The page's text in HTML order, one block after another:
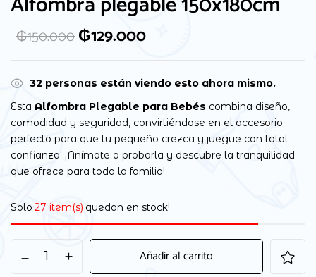
₲150.000₲129.000
32 personas están viendo esto ahora mismo.
Esta Alfombra Plegable para Bebés combina diseño,
comodidad y seguridad, convirtiéndose en el accesorio
perfecto para que tu pequeño crezca y juegue con total
confianza. ¡Anímate a probarla y descubre la tranquilidad
que ofrece para toda la familia!
Solo 27 item(s) quedan en stock!
Añadir al carrito